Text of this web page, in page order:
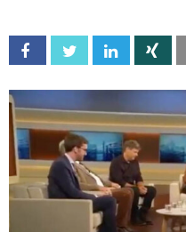
Facebook Twitter Linkedin